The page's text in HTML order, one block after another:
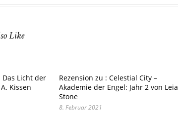
Like
Das Licht der
Kissen
Rezension zu : Celestial City –
Akademie der Engel: Jahr 2 von Leia
Stone
8. Februar 2021